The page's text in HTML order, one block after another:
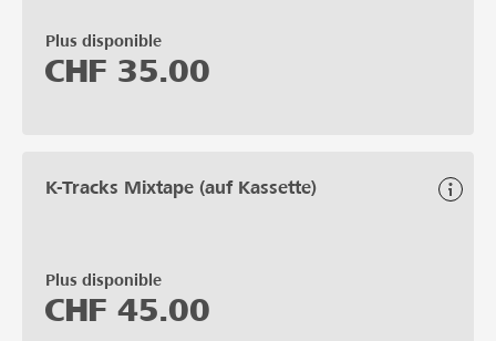
Plus disponible
CHF 35.00
K-Tracks Mixtape (auf Kassette)
Plus disponible
CHF 45.00